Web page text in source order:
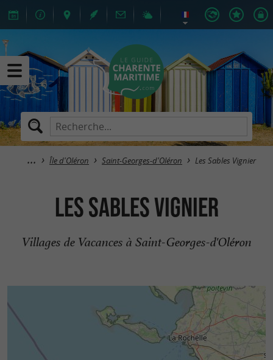
Île d'Oléron Saint-Georges-d'Oléron Les Sables Vignier
Les Sables Vignier
Villages de Vacances à Saint-Georges-d'Oléron